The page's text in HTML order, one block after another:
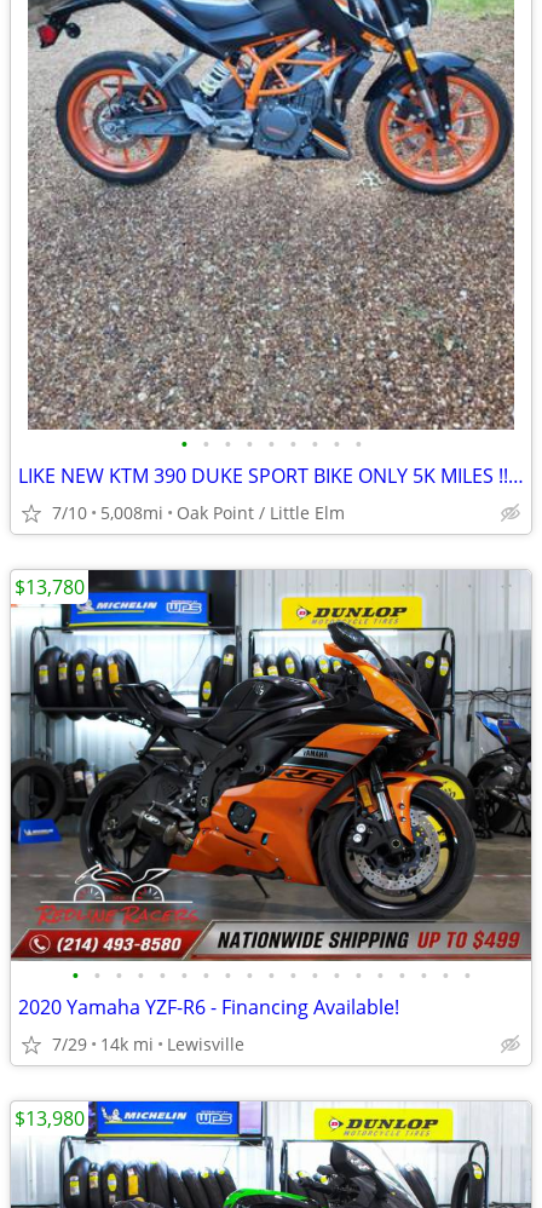
• • • • • • • • •
LIKE NEW KTM 390 DUKE SPORT BIKE ONLY 5K MILES !!obo!!
7/10 5,008mi Oak Point / Little Elm
• • • • • • • • • • • • • • • • • • •
2020 Yamaha YZF-R6 - Financing Available!
7/29 14k mi Lewisville
$13,780
$13,980